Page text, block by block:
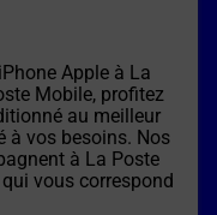
Apple à La
Mobile, profitez
au meilleur
à vos besoins. Nos
à La Poste
vous correspond